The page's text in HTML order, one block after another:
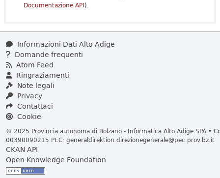
Documentazione API).
Informazioni Dati Alto Adige
Domande frequenti
Atom Feed
Ringraziamenti
Note legali
Privacy
Contattaci
Cookie
© 2025 Provincia autonoma di Bolzano - Informatica Alto Adige SPA •
00390090215 PEC: generaldirektion.direzionegenerale@pec.prov.bz.it
CKAN API
Open Knowledge Foundation